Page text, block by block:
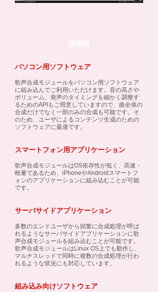
パソコン用ソフトウェア
歌声合成モジュールをパソコン用ソフトウェア
に組み込んでご利用いただけます。音の高さや
ボリューム、発声のタイミングを細かく調整す
るためのAPIもご用意していますので、曲全体の
合成だけでなく一部のみの合成も可能です。そ
のため、ユーザによるコンテンツ生成のための
ソフトウェアに最適です。
スマートフォン用アプリケーション
歌声合成モジュールはOS依存性が低く、高速・
軽量であるため、iPhoneやAndroidスマートフ
ォンのアプリケーションに組み込むことが可能
です。
サーバサイドアプリケーション
多数のエンドユーザから頻繁に合成処理が呼ば
れるようなサーバサイドアプリケーションに歌
声合成モジュールを組み込むことが可能です。
歌声合成モジュールはLinux OS上でも動作し、
マルチスレッドで同時に複数の合成処理が行わ
れるような状況にも対応しています。
​組み込み向けソフトウェア